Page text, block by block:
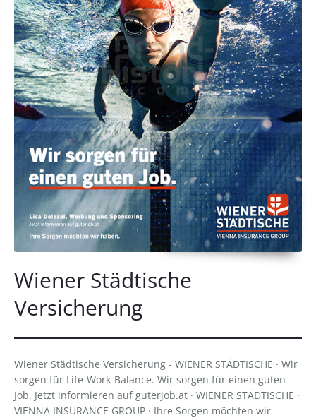
Epoche
Wiener Städtische
Versicherung
Wiener Städtische Versicherung - WIENER STÄDTISCHE · Wir
sorgen für Life-Work-Balance. Wir sorgen für einen guten
Job. Jetzt informieren auf guterjob.at · WIENER STÄDTISCHE ·
VIENNA INSURANCE GROUP · Ihre Sorgen möchten wir